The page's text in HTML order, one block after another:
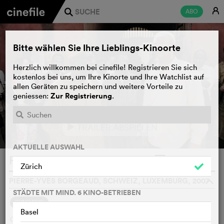
ABO E
j
TRAILER ABSPIELEN
Retour à Gorée
SYNOPSIS
Gorée, eine Insel vor der Küste Senegals, ist ein Symbol der
Bitte wählen Sie Ihre Lieblings-Kinoorte
Herzlich willkommen bei cinefile! Registrieren Sie sich
kostenlos bei uns, um Ihre Kinorte und Ihre Watchlist auf
allen Geräten zu speichern und weitere Vorteile zu
geniessen: Zur Registrierung.
AKTUELLE AUSWAHL
Zürich
STÄDTE MIT MIND. 6 KINO-BETRIEBEN
Basel